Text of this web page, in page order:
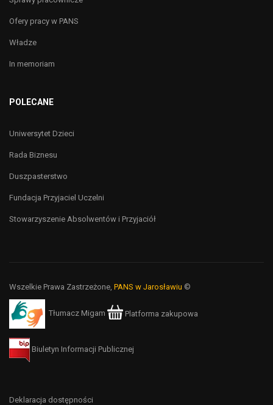
Ofery pracy w PANS
Władze
In memoriam
POLECANE
Uniwersytet Dzieci
Rada Biznesu
Duszpasterstwo
Fundacja Przyjaciel Uczelni
Stowarzyszenie Absolwentów i Przyjaciół
Wszelkie Prawa Zastrzeżone, PANS w Jarosławiu ©
Tłumacz Migam Platforma zakupowa
Biuletyn Informacji Publicznej
Deklaracja dostępności